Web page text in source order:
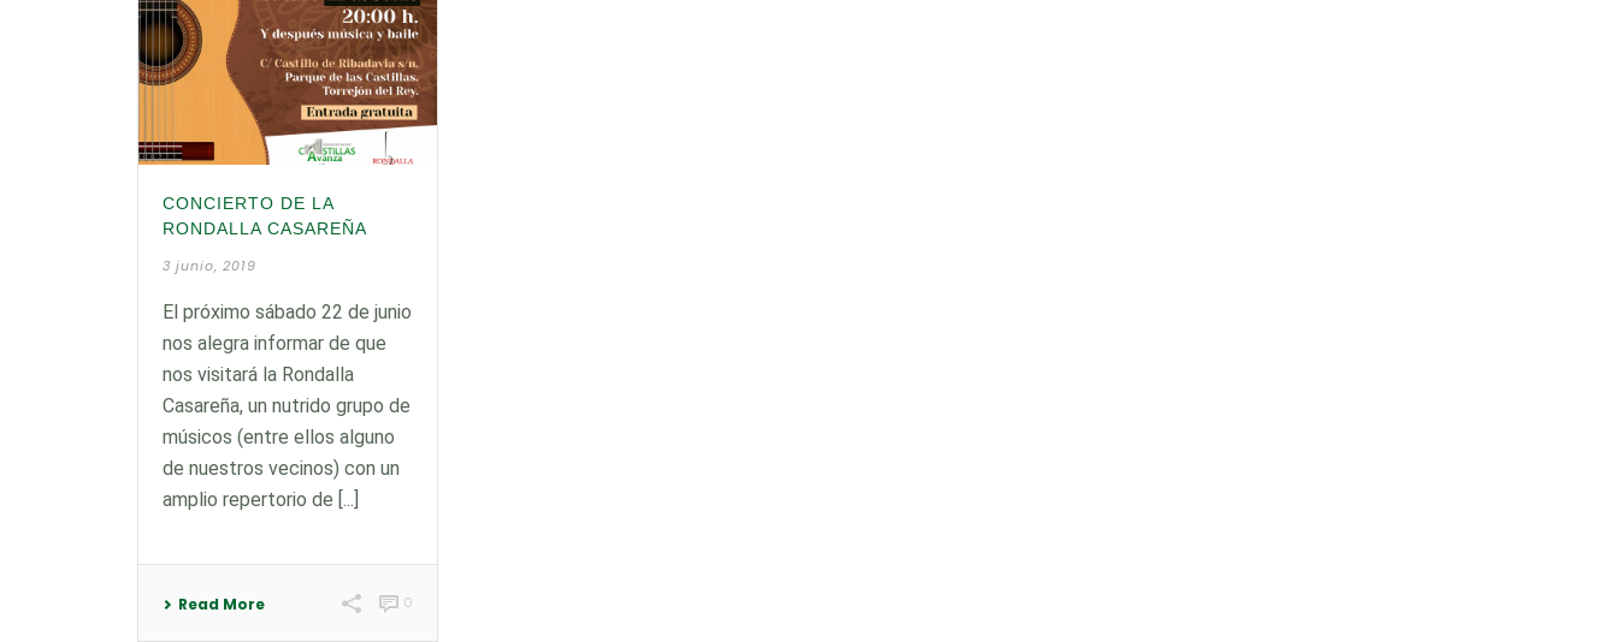
CONCIERTO DE LA
RONDALLA CASAREÑA
3 junio, 2019
El próximo sábado 22 de junio
nos alegra informar de que
nos visitará la Rondalla
Casareña, un nutrido grupo de
músicos (entre ellos alguno
de nuestros vecinos) con un
amplio repertorio de [...]
Read More 0